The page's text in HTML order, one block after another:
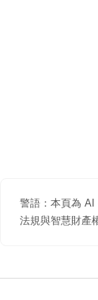
警語：本頁為 AI
法規與智慧財產